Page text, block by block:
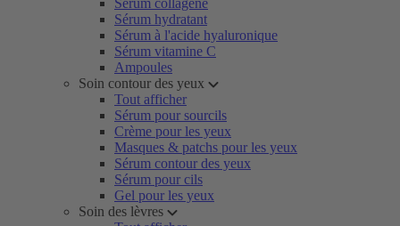
Sérum collagène
Sérum hydratant
Sérum à l'acide hyaluronique
Sérum vitamine C
Ampoules
Soin contour des yeux
Tout afficher
Sérum pour sourcils
Crème pour les yeux
Masques & patchs pour les yeux
Sérum contour des yeux
Sérum pour cils
Gel pour les yeux
Soin des lèvres